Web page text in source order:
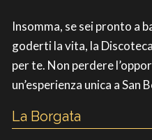
Insomma, se sei pronto a
goderti la vita, la
per te. Non perdere
un’esperienza unica a
La Borgata